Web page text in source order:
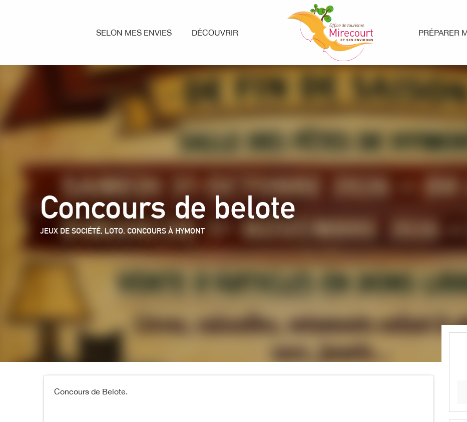
SELON MES ENVIES DÉCOUVRIR PRÉPARER
Concours de belote
JEUX DE SOCIÉTÉ, LOTO, CONCOURS À HYMONT
Concours de Belote.